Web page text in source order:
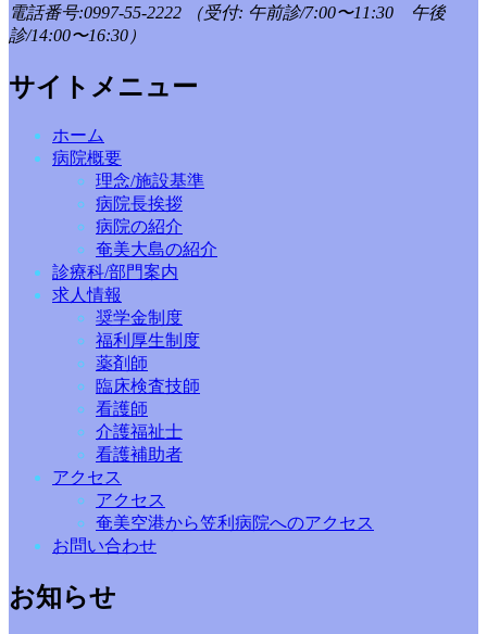
電話番号:0997-55-2222
（受付: 午前診/7:00〜11:30 午後
診/14:00〜16:30）
サイトメニュー
ホーム
病院概要
理念/施設基準
病院長挨拶
病院の紹介
奄美大島の紹介
診療科/部門案内
求人情報
奨学金制度
福利厚生制度
薬剤師
臨床検査技師
看護師
介護福祉士
看護補助者
アクセス
アクセス
奄美空港から笠利病院へのアクセス
お問い合わせ
お知らせ